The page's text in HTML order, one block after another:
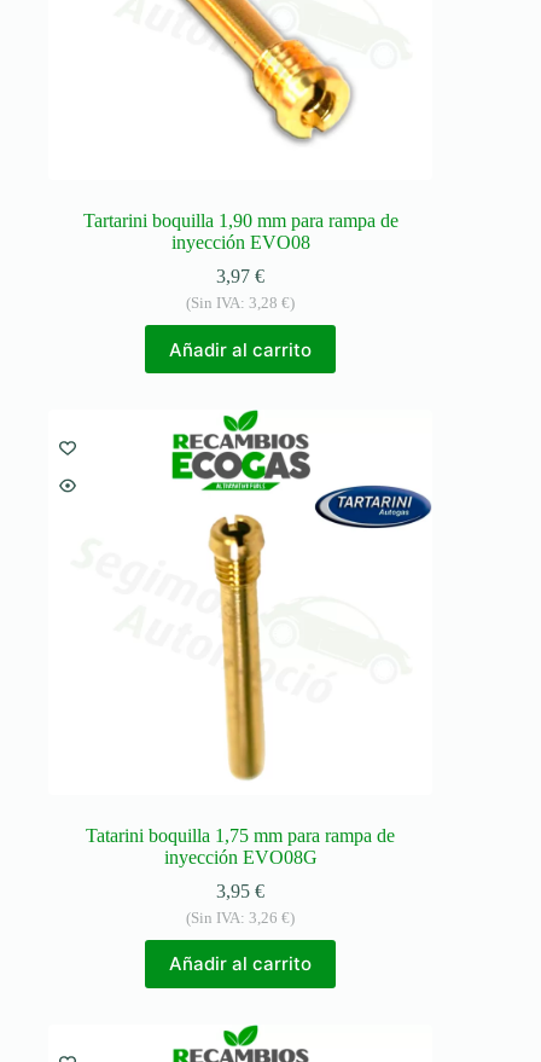
Tartarini boquilla 1,90 mm para rampa de
inyección EVO08
3,97€
(Sin IVA:3,28€)
Añadir al carrito
Tatarini boquilla 1,75 mm para rampa de
inyección EVO08G
3,95€
(Sin IVA:3,26€)
Añadir al carrito